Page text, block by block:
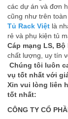
các dự án và đơn
cũng như trên
Tủ Rack Việt là
rẻ và phụ kiện tủ
Cáp mạng LS,
chất lượng, uy tín
Chúng tôi luôn
vụ tốt nhất với
Xin vui lòng liên
tốt nhất:
CÔNG TY CỔ